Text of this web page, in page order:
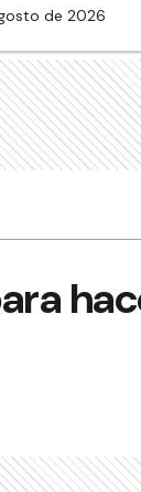
de 2026